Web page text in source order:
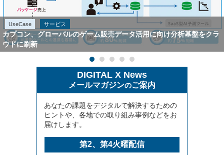
UseCase サービス
カプコン、グローバルのゲーム販売データ活用に向け分析基盤をクラ
ウドに刷新
DIGITAL X News
メールマガジンのご案内
あなたの課題をデジタルで解決するための
ヒントや、各地での取り組み事例などをお
届けします。
第2、第4火曜配信